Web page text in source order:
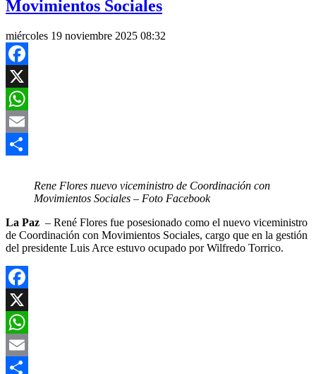
Movimientos Sociales
miércoles 19 noviembre 2025 08:32
Facebook
X
WhatsApp
Email
Rene Flores nuevo viceministro de Coordinación con
Movimientos Sociales – Foto Facebook
La Paz – René Flores fue posesionado como el nuevo viceministro
de Coordinación con Movimientos Sociales, cargo que en la gestión
del presidente Luis Arce estuvo ocupado por Wilfredo Torrico.
Facebook
X
WhatsApp
Email